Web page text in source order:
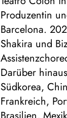
Produzentin
Barcelona.
Shakira und
Darüber
Südkorea,
Frankreich,